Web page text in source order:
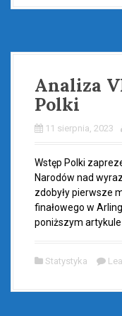
Analiza
Polki
11 sierpnia, 2023
Wstęp Polki
Narodów nad
zdobyły pierwsze
finałowego w
poniższym
Statystyka